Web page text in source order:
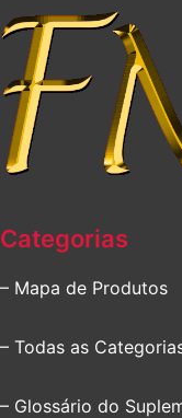
Categorias
– Mapa de Produtos
– Todas as
– Glossário do